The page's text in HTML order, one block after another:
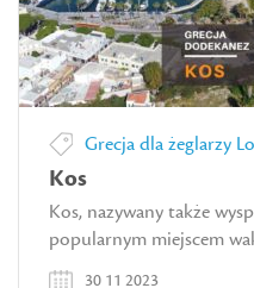
Grecja dla żeglarzy
Kos
Kos, nazywany także
popularnym miejscem
30 11 2023